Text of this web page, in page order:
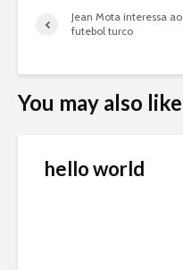
Jean Mota interessa ao
futebol turco
You may also like
hello world